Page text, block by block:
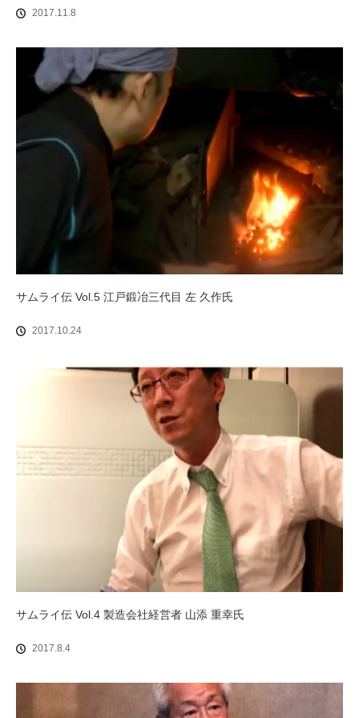
2017.11.8
サムライ伝 Vol.5 江戸鍛冶三代目 左 久作氏
2017.10.24
サムライ伝 Vol.4 製造会社経営者 山添 重幸氏
2017.8.4